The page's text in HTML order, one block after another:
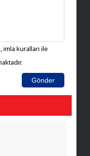
kuralları ile
Gönder